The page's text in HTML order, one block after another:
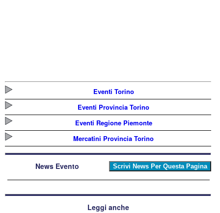
Eventi Torino
Eventi Provincia Torino
Eventi Regione Piemonte
Mercatini Provincia Torino
News Evento
Leggi anche